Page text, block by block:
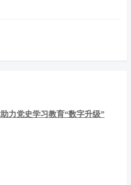
力党史学习教育“数字升级”